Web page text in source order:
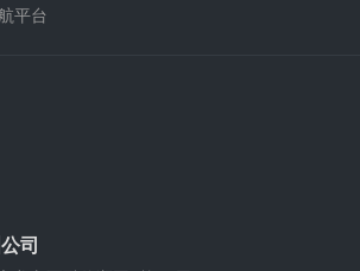
平台
司